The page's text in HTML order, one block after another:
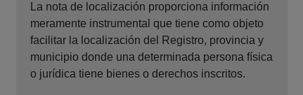
La nota de localización proporciona información
meramente instrumental que tiene como objeto
facilitar la localización del Registro, provincia y
municipio donde una determinada persona física
o jurídica tiene bienes o derechos inscritos.